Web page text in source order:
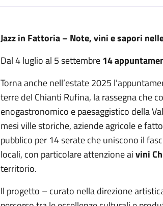
Descrizione
Jazz in Fattoria – Note, vini e sapori
Dal 4 luglio al 5 settembre14
Torna anche nell’estate 2025
terre del Chianti Rufina, la rassegna che
enogastronomico e paesaggistico della
mesi ville storiche, aziende agricole e
pubblico per 14 serate che uniscono il
locali, con particolare attenzione aivini
territorio.
Il progetto – curato nella direzione